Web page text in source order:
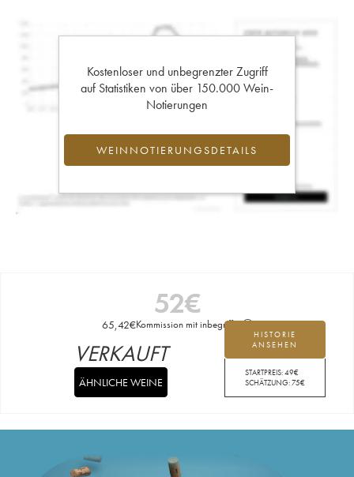
Kostenloser und unbegrenzter Zugriff
auf Statistiken von über 150.000 Wein-
Notierungen
WEINNOTIERUNGSDETAILS
52€
65,42€Kommission mit inbegriffen
HISTORIE
ANSEHEN
STARTPREIS:49€
SCHÄTZUNG:75€
VERKAUFT
ÄHNLICHE WEINE